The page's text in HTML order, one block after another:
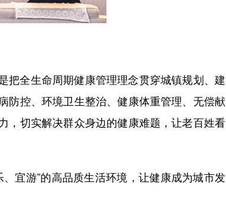
全生命周期健康管理理念贯穿城镇规划、建
防控、环境卫生整治、健康体重管理、无偿献
，切实解决群众身边的健康难题，让老百姓看
宜游”的高品质生活环境，让健康成为城市发